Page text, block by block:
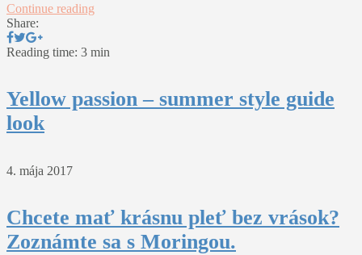
Continue reading
Share:
Reading time: 3 min
Yellow passion – summer style guide
look
4. mája 2017
Chcete mať krásnu pleť bez vrások?
Zoznámte sa s Moringou.